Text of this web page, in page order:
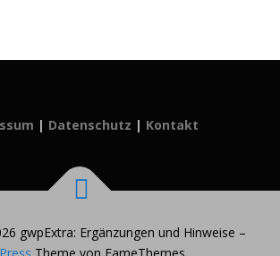
| Datenschutz | Kontakt
gwpExtra: Ergänzungen und Hinweise –